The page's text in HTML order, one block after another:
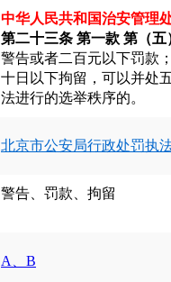
中华人民共和国治安管理
第二十三条 第一款 第（五
警告或者二百元以下罚款
十日以下拘留，可以并处
法进行的选举秩序的。
北京市公安局行政处罚执
警告、罚款、拘留
A、B